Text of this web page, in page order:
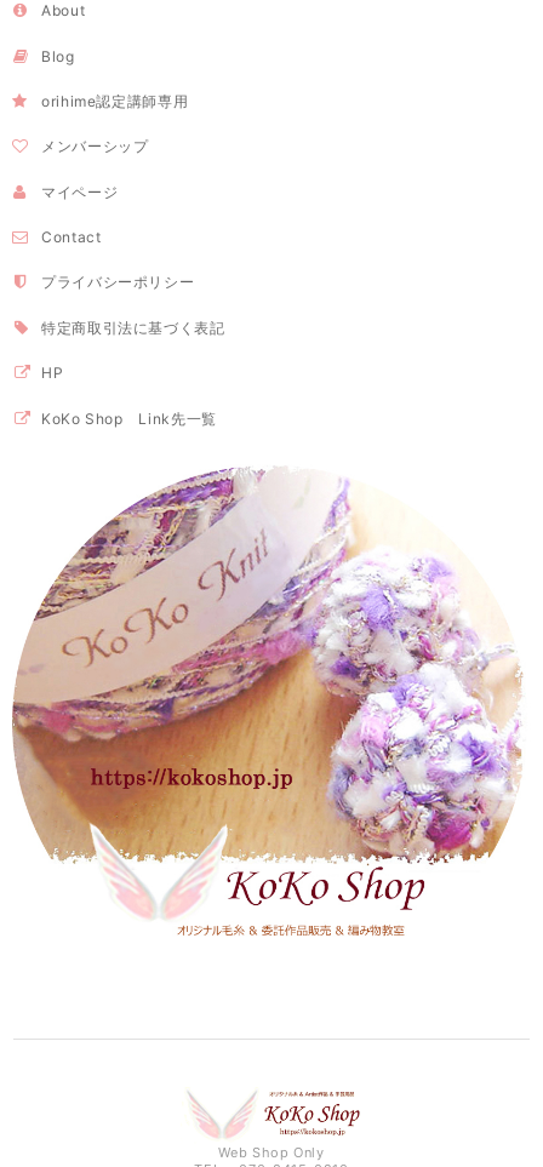
About
Blog
orihime認定講師専用
メンバーシップ
マイページ
Contact
プライバシーポリシー
特定商取引法に基づく表記
HP
KoKo Shop Link先一覧
Web Shop Only